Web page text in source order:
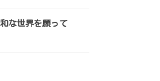
な世界を願って